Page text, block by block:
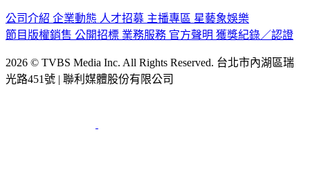
公司介紹 企業動態 人才招募 主播專區 星藝象娛樂
節目版權銷售 公開招標 業務服務 官方聲明 獲獎紀錄／認證
2026 © TVBS Media Inc. All Rights Reserved. 台北市內湖區瑞
光路451號 | 聯利媒體股份有限公司